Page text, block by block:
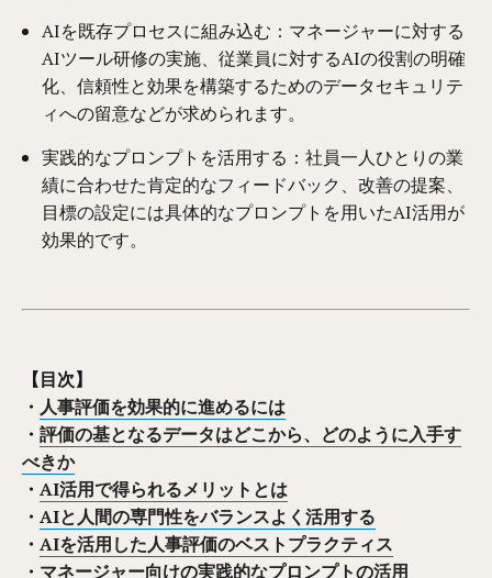
AIを既存プロセスに組み込む：マネージャーに対する
AIツール研修の実施、従業員に対するAIの役割の明確
化、信頼性と効果を構築するためのデータセキュリテ
ィへの留意などが求められます。
実践的なプロンプトを活用する：社員一人ひとりの業
績に合わせた肯定的なフィードバック、改善の提案、
目標の設定には具体的なプロンプトを用いたAI活用が
効果的です。
【目次】
・ 人事評価を効果的に進めるには
・評価の基となるデータはどこから、どのように入手す
べきか
・AI活用で得られるメリットとは
・AIと人間の専門性をバランスよく活用する
・AIを活用した人事評価のベストプラクティス
・ マネージャー向けの実践的なプロンプトの活用